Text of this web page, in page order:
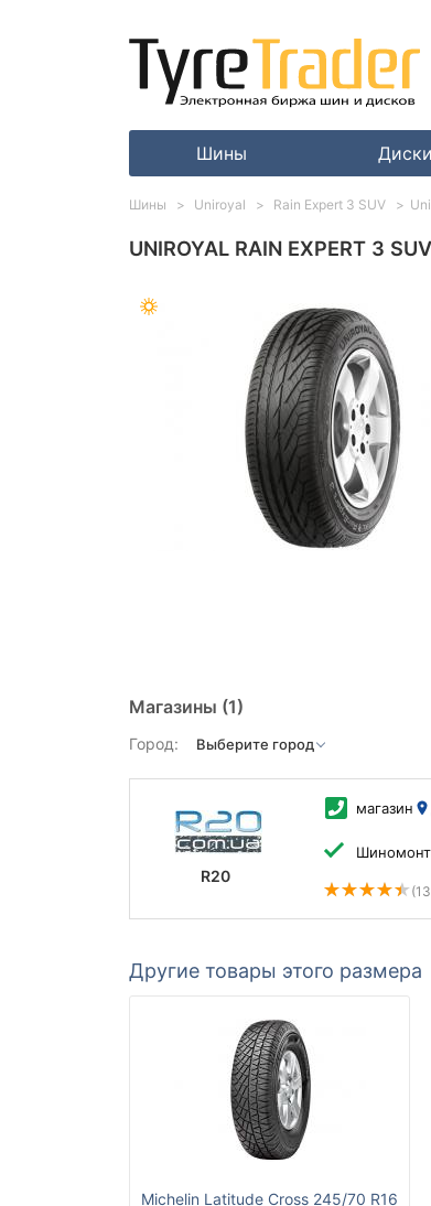
Шины Диски
UNIROYAL RAIN EXPERT 3
Магазины (1)
Город:
R20
магазин
Другие товары этого размера
Michelin Latitude Cross 245/70 R16
Шины Uniroyal Rain Expert 3 SUV